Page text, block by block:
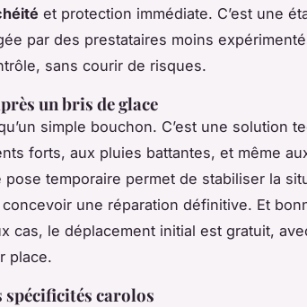
et protection immédiate. C’est une
par des prestataires moins
sans courir de risques.
un bris de glace
simple bouchon. C’est une solution
forts, aux pluies battantes, et même
pose temporaire permet de stabiliser la
une réparation définitive. Et
cas, le déplacement initial est gratuit,
place.
spécificités carolos